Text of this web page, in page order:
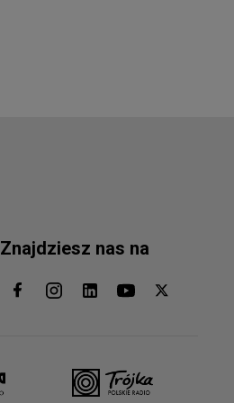
Znajdziesz nas na